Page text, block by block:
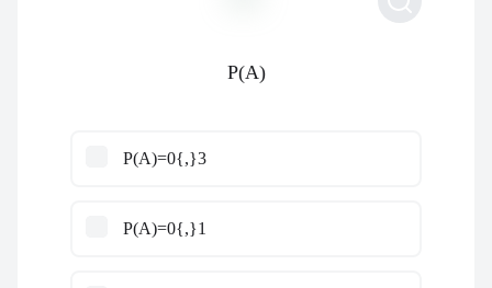
P(A)
P(A)=0{,}3
P(A)=0{,}1